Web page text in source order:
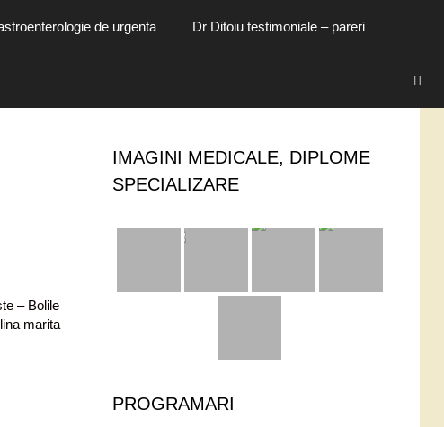
de urgenta Dr Ditoiu testimoniale – pareri
– Bolile
marita
IMAGINI MEDICALE, DIPLOME
SPECIALIZARE
PROGRAMARI